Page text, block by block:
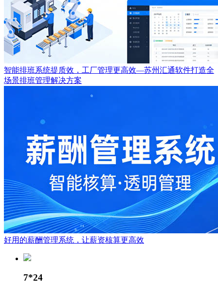
智能排班系统提质效，工厂管理更高效—苏州汇通软件打造全
场景排班管理解决方案
好用的薪酬管理系统，让薪资核算更高效
7*24